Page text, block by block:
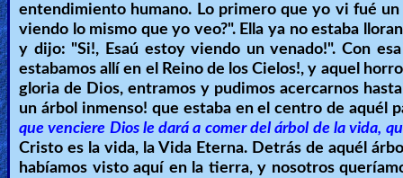
Kids
Videos
🎞
Worship
Music
entendimiento humano. Lo primero que yo vi fué
viendo lo mismo que yo veo?". Ella ya no estaba
y dijo: "Si!, Esaú estoy viendo un venado!". Con
estabamos allí en el Reino de los Cielos!, y aquel
gloria de Dios, entramos y pudimos acercarnos
un árbol inmenso! que estaba en el centro de aquél
que venciere Dios le dará a comer del árbol de la vida,
Cristo es la vida, la Vida Eterna. Detrás de aquél
habíamos visto aquí en la tierra, y nosotros